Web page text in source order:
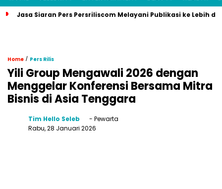
Jasa Siaran Pers Persriliscom Melayani Publikasi ke Lebih
Home / Pers Rilis
Yili Group Mengawali 2026 dengan
Menggelar Konferensi Bersama Mitra
Bisnis di Asia Tenggara
Tim Hello Seleb
- Pewarta
Rabu, 28 Januari 2026